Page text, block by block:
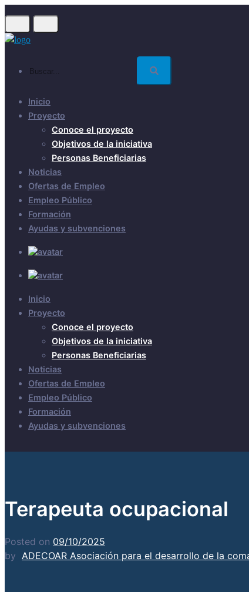
main
Inicio
Proyecto
Conoce el proyecto
Objetivos de la iniciativa
Personas Beneficiarias
Noticias
Ofertas de Empleo
Empleo Público
Formación
Ayudas y subvenciones
Inicio
Proyecto
Conoce el proyecto
Objetivos de la iniciativa
Personas Beneficiarias
Noticias
Ofertas de Empleo
Empleo Público
Formación
Ayudas y subvenciones
Terapeuta ocupacional
Posted on 09/10/2025
by ADECOAR Asociación para el desarrollo de la